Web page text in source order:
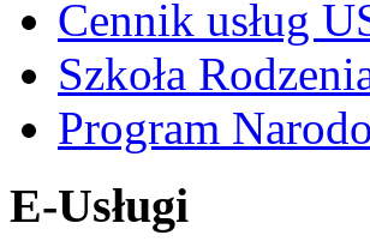
Cennik usług
Szkoła
Program
E-Usługi